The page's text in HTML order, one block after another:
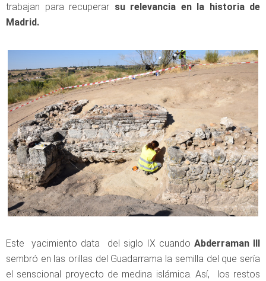
trabajan para recuperar su relevancia en la historia de
Madrid.
Este yacimiento data del siglo IX cuando Abderraman III
sembró en las orillas del Guadarrama la semilla del que sería
el senscional proyecto de medina islámica. Así, los restos